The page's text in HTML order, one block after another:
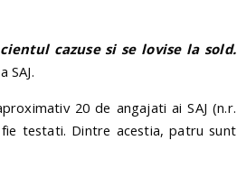
cazuse si se lovise la sold.
SAJ.
20 de angajati ai SAJ (n.r.
testati. Dintre acestia, patru sunt